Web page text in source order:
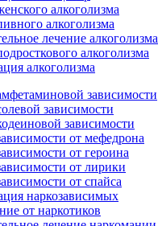
алкоголизма
алкоголизма
лечение алкоголизма
алкоголизма
алкоголизма
зависимости
зависимости
зависимости
от мефедрона
от героина
от лирики
от спайса
наркозависимых
от наркотиков